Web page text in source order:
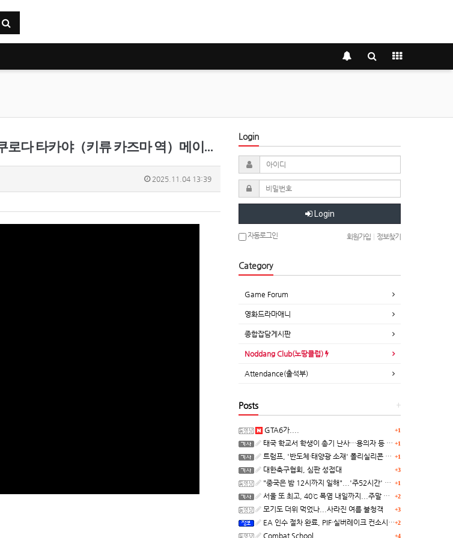
다 타카야（키류 카즈마 역）메이킹
2025.11.04 13:39
Login
Login
자동로그인 회원가입 정보찾기
Category
Game Forum
영화드라마애니
종합잡담게시판
Noddang Club(노땅클럽)
Attendance(출석부)
+
Posts
+1
GTA6가....
+1
태국 학교서 학생이 총기 난사…용의자 등 8명 숨져
+1
트럼프, '반도체·태양광 소재' 폴리실리콘 파생 제품에 15% 관세...한국 기업도 영향
+3
대한축구협회, 심판 성접대
+1
"중국은 밤 12시까지 일해"...'주52시간' 손볼까
+2
서울 또 최고, 40℃ 폭염 내일까지...주말 동쪽 비바람
+3
모기도 더위 먹었나...사라진 여름 불청객
+2
EA 인수 절차 완료, PIF·실버레이크 컨소시엄 산하 편입
+4
Combat School